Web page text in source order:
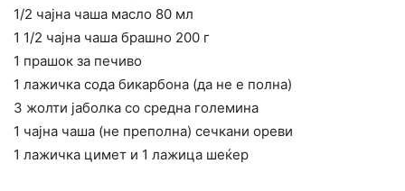
1/2 чајна чаша масло 80 мл
1 1/2 чајна чаша брашно 200 г
1 прашок за печиво
1 лажичка сода бикарбона (да не е полна)
3 жолти јаболка со средна големина
1 чајна чаша (не преполна) сечкани ореви
1 лажичка цимет и 1 лажица шеќер